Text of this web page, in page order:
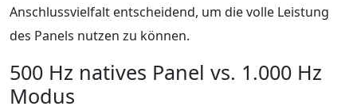
Anschlussvielfalt entscheidend, um die volle Leistung
des Panels nutzen zu können.
500 Hz natives Panel vs. 1.000 Hz
Modus